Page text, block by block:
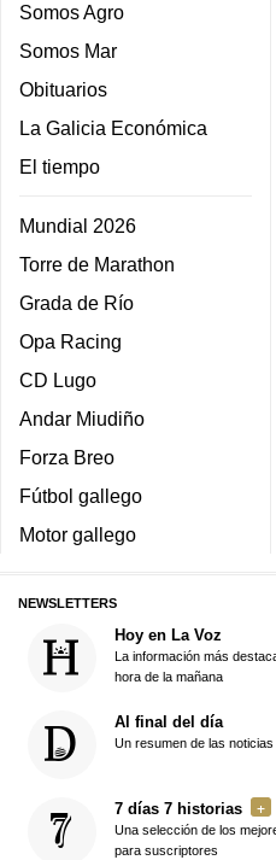
Somos Agro
Somos Mar
Obituarios
La Galicia Económica
El tiempo
Mundial 2026
Torre de Marathon
Grada de Río
Opa Racing
CD Lugo
Andar Miudiño
Forza Breo
Fútbol gallego
Motor gallego
NEWSLETTERS
Hoy en La Voz
La información más
hora de la mañana
Al final del día
Un resumen de las
7 días 7 historias
Una selección de los
para suscriptores